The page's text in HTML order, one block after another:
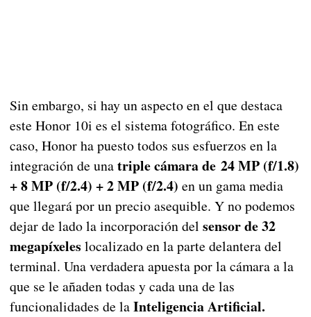
Sin embargo, si hay un aspecto en el que destaca
este Honor 10i es el sistema fotográfico. En este
caso, Honor ha puesto todos sus esfuerzos en la
integración de unatriple cámara de 24 MP (f/1.8)
+ 8 MP (f/2.4) + 2 MP (f/2.4) en un gama media
que llegará por un precio asequible. Y no podemos
dejar de lado la incorporación del sensor de 32
megapíxeles localizado en la parte delantera del
terminal. Una verdadera apuesta por la cámara a la
que se le añaden todas y cada una de las
funcionalidades de laInteligencia Artificial.